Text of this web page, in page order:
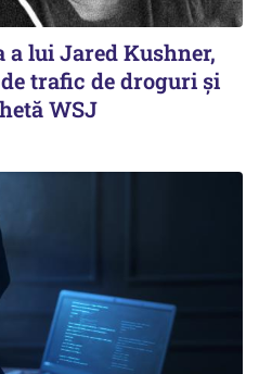
lui Jared Kushner,
trafic de droguri și
WSJ